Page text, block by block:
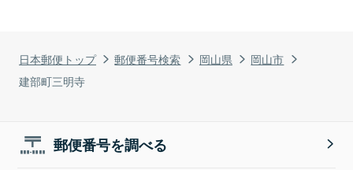
日本郵便トップ 郵便番号検索 岡山県
岡山市
建部町三明寺
郵便番号を調べる